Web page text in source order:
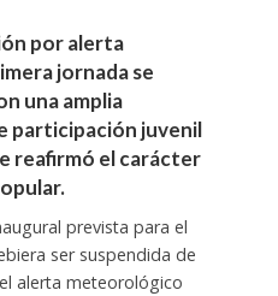
por alerta
jornada se
una amplia
participación juvenil
reafirmó el carácter
prevista para el
ser suspendida de
alerta meteorológico